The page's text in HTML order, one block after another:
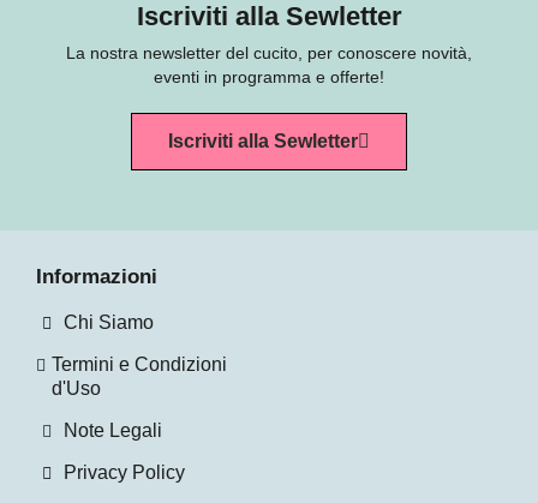
Iscriviti alla Sewletter
La nostra newsletter del cucito, per conoscere novità,
eventi in programma e offerte!
Iscriviti alla Sewletter
Informazioni
Chi Siamo
Termini e Condizioni
d'Uso
Note Legali
Privacy Policy